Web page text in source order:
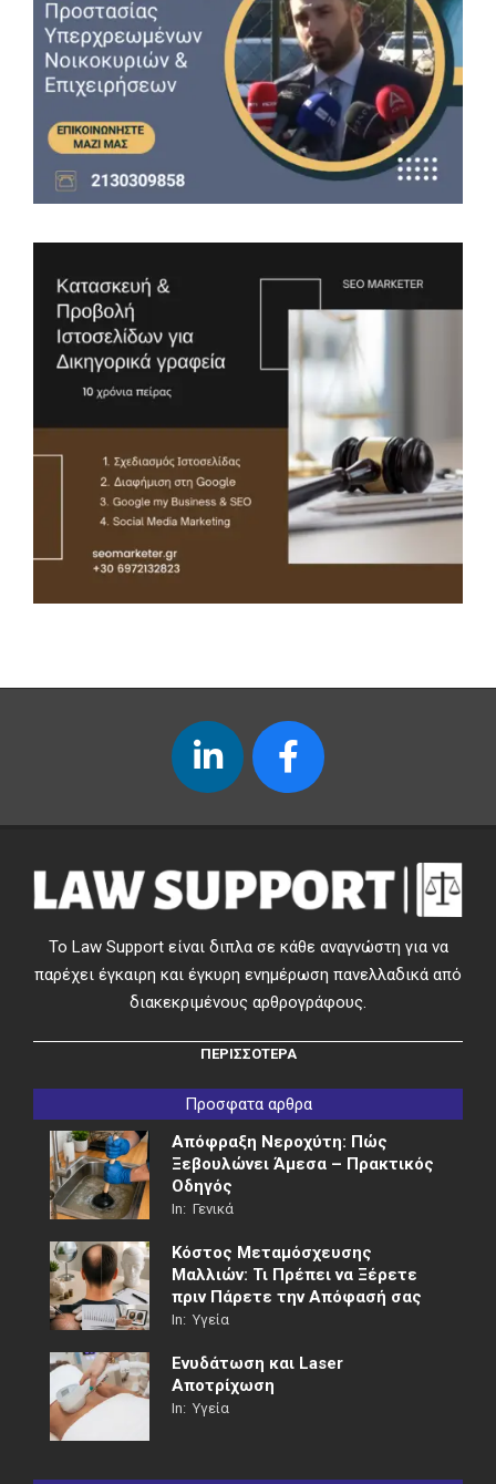
Το Law Support είναι διπλα σε κάθε αναγνώστη για να
παρέχει έγκαιρη και έγκυρη ενημέρωση πανελλαδικά από
διακεκριμένους αρθρογράφους.
ΠΕΡΙΣΣΟΤΕΡΑ
Προσφατα αρθρα
Απόφραξη Νεροχύτη: Πώς
Ξεβουλώνει Άμεσα – Πρακτικός
Οδηγός
In: Γενικά
Κόστος Μεταμόσχευσης
Μαλλιών: Τι Πρέπει να Ξέρετε
πριν Πάρετε την Απόφασή σας
In: Υγεία
Ενυδάτωση και Laser
Αποτρίχωση
In: Υγεία